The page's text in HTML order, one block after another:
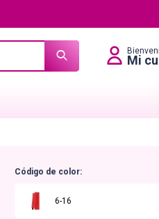
Código de color:
6-16